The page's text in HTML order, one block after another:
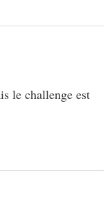
le challenge est